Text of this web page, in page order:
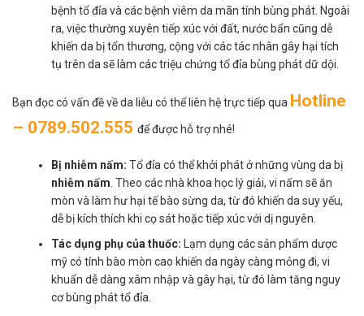
bệnh tổ đỉa và các bệnh viêm da mãn tính bùng phát. Ngoài
ra, việc thường xuyên tiếp xúc với đất, nước bẩn cũng dễ
khiến da bị tổn thương, cộng với các tác nhân gây hại tích
tụ trên da sẽ làm các triệu chứng tổ đỉa bùng phát dữ dội.
Bạn đọc có vấn đề về da liễu có thể liên hệ trực tiếp qua Hotline
– 0789.502.555 để được hỗ trợ nhé!
Bị nhiễm nấm: Tổ đỉa có thể khởi phát ở những vùng da bị
nhiễm nấm. Theo các nhà khoa học lý giải, vi nấm sẽ ăn
mòn và làm hư hại tế bào sừng da, từ đó khiến da suy yếu,
dễ bị kích thích khi cọ sát hoặc tiếp xúc với dị nguyên.
Tác dụng phụ của thuốc: Lạm dụng các sản phẩm dược
mỹ có tính bào mòn cao khiến da ngày càng mỏng đi, vi
khuẩn dễ dàng xâm nhập và gây hại, từ đó làm tăng nguy
cơ bùng phát tổ đỉa.